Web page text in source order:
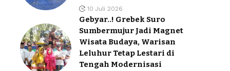
10 Juli 2026
Gebyar..! Grebek Suro
Sumbermujur Jadi Magnet
Wisata Budaya, Warisan
Leluhur Tetap Lestari di
Tengah Modernisasi